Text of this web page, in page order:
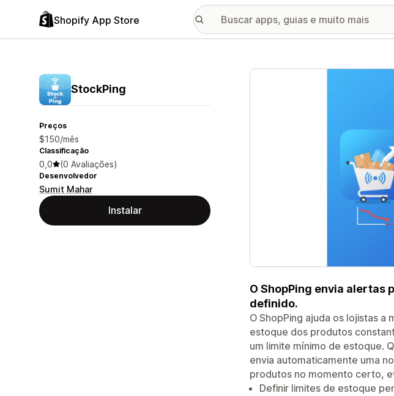
Shopify App Store
StockPing
Preços
$150/mês
Classificação
0,0 (0 Avaliações)
Desenvolvedor
Sumit Mahar
Instalar
Galeria de imagens em destaque
O ShopPing envia alertas
definido.
O ShopPing ajuda os lojistas
estoque dos produtos
um limite mínimo de estoque.
envia automaticamente uma
produtos no momento certo,
Definir limites de estoque